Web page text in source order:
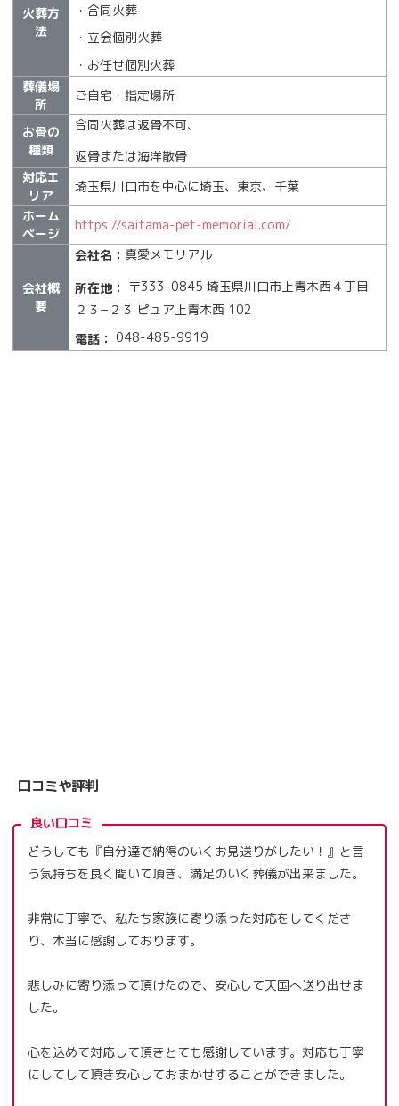
火葬方
法
・合同火葬
・立会個別火葬
・お任せ個別火葬
葬儀場
所
ご自宅・指定場所
お骨の
種類
合同火葬は返骨不可、
返骨または海洋散骨
対応エ
リア
埼玉県川口市を中心に埼玉、東京、千葉
ホーム
ページ
https://saitama-pet-memorial.com/
会社概
要
会社名： 真愛メモリアル
所在地：
〒333-0845 埼玉県川口市上青木西４丁目
２３−２３ ピュア上青木西 102
電話： 048-485-9919
口コミや評判
良い口コミ
どうしても『自分達で納得のいくお見送りがしたい！』と言
う気持ちを良く聞いて頂き、満足のいく葬儀が出来ました。
非常に丁寧で、私たち家族に寄り添った対応をしてくださ
り、本当に感謝しております。
悲しみに寄り添って頂けたので、安心して天国へ送り出せま
した。
心を込めて対応して頂きとても感謝しています。対応も丁寧
にしてして頂き安心しておまかせすることができました。